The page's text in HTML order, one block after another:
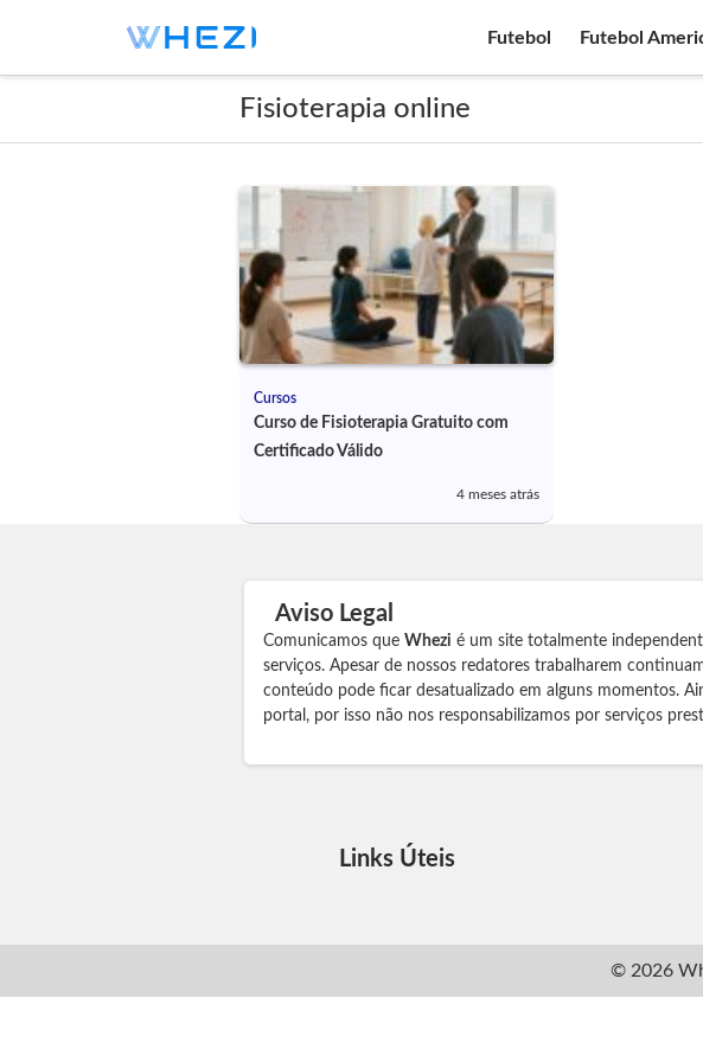
Futebol Futebol
Fisioterapia online
Cursos
Curso de Fisioterapia Gratuito com
Certificado Válido
4 meses atrás
Aviso Legal
Comunicamos que Whezi é um site totalmente
serviços. Apesar de nossos redatores trabalharem
conteúdo pode ficar desatualizado em alguns momentos.
portal, por isso não nos responsabilizamos por serviços
Links Úteis
© 2026